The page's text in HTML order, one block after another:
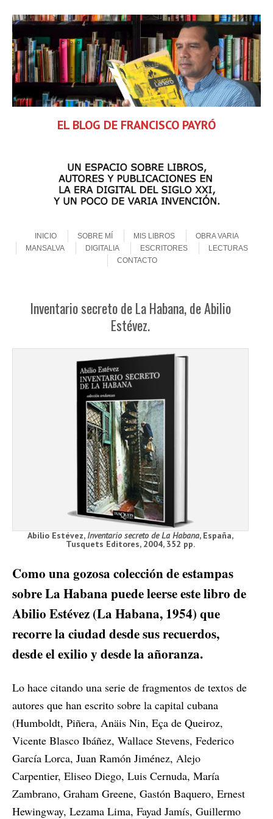
EL BLOG DE FRANCISCO PAYRÓ
MenuINICIO
SOBRE MÍ MIS LIBROS
OBRA VARIA
MANSALVA
DIGITALIA ESCRITORES
LECTURAS
CONTACTO
Inventario secreto de La Habana, de Abilio
Estévez.
Abilio Estévez, Inventario secreto de La Habana, España,
Tusquets Editores, 2004, 352 pp.
Como una gozosa colección de estampas
sobre La Habana puede leerse este libro de
Abilio Estévez (La Habana, 1954) que
recorre la ciudad desde sus recuerdos,
desde el exilio y desde la añoranza.
Lo hace citando una serie de fragmentos de textos de
autores que han escrito sobre la capital cubana
(Humboldt, Piñera, Anäis Nin, Eça de Queiroz,
Vicente Blasco Ibáñez, Wallace Stevens, Federico
García Lorca, Juan Ramón Jiménez, Alejo
Carpentier, Eliseo Diego, Luis Cernuda, María
Zambrano, Graham Greene, Gastón Baquero, Ernest
Hewingway, Lezama Lima, Fayad Jamís, Guillermo